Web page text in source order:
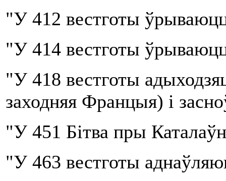
"У 412 вестготы
"У 414 вестготы
"У 418 вестготы
заходняя Францыя) і
"У 451 Бітва пры
"У 463 вестготы